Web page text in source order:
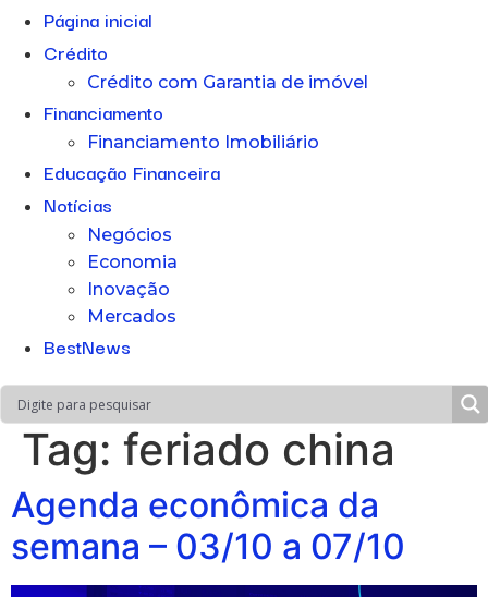
Página inicial
Crédito
Crédito com Garantia de imóvel
Financiamento
Financiamento Imobiliário
Educação Financeira
Notícias
Negócios
Economia
Inovação
Mercados
BestNews
Tag: feriado china
Agenda econômica da
semana – 03/10 a 07/10